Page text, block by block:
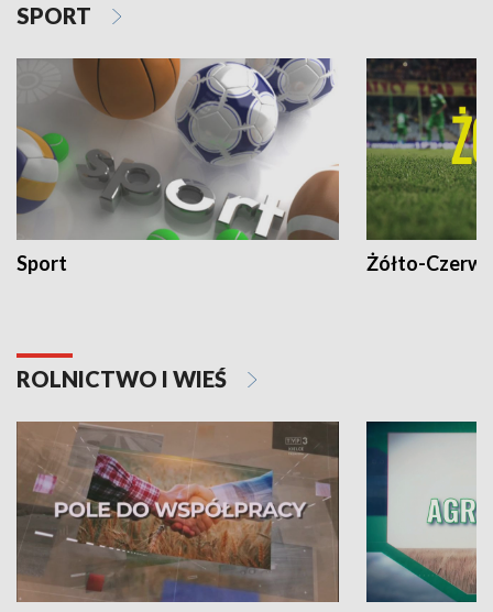
SPORT
Sport Żółto-
ROLNICTWO I WIEŚ